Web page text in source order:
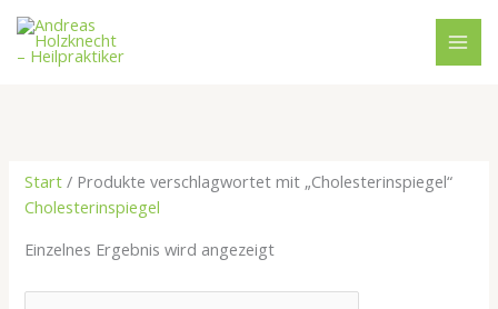
Zum
Inhalt
springen
Start / Produkte verschlagwortet mit „Cholesterinspiegel“
Cholesterinspiegel
Einzelnes Ergebnis wird angezeigt